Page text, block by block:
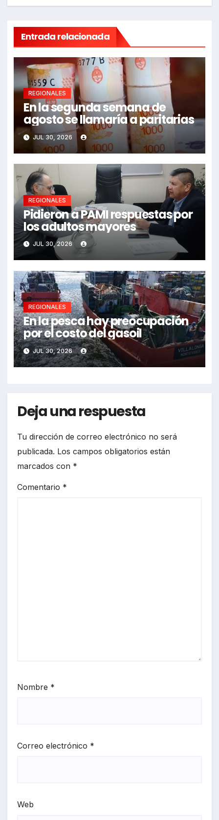
Entrada relacionada
REGIONALES
En la segunda semana de
agosto se llamaría a paritarias
JUL 30, 2026
REGIONALES
Pidieron a PAMI respuestas por
los adultos mayores
JUL 30, 2026
REGIONALES
En la pesca hay preocupación
por el costo del gasoil
JUL 30, 2026
Deja una respuesta
Tu dirección de correo electrónico no será
publicada. Los campos obligatorios están
marcados con *
Comentario *
Nombre *
Correo electrónico *
Web